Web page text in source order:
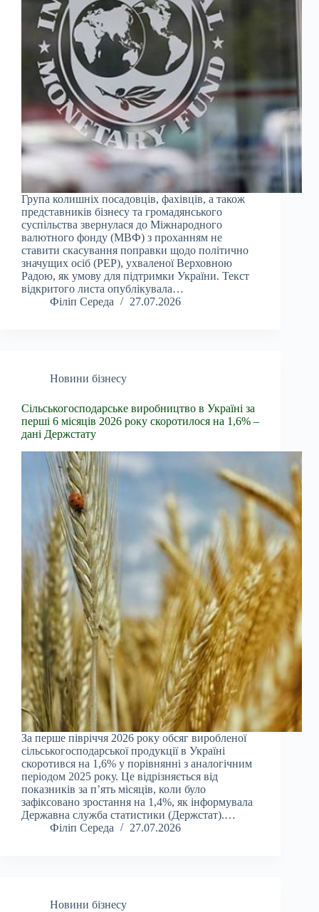
Група колишніх посадовців, фахівців, а також
представників бізнесу та громадянського
суспільства звернулася до Міжнародного
валютного фонду (МВФ) з проханням не
ставити скасування поправки щодо політично
значущих осіб (PEP), ухваленої Верховною
Радою, як умову для підтримки України. Текст
відкритого листа опублікувала…
Філіп Середа
27.07.2026
Новини бізнесу
Сільськогосподарське виробництво в Україні за
перші 6 місяців 2026 року скоротилося на 1,6% –
дані Держстату
За перше півріччя 2026 року обсяг виробленої
сільськогосподарської продукції в Україні
скоротився на 1,6% у порівнянні з аналогічним
періодом 2025 року. Це відрізняється від
показників за п’ять місяців, коли було
зафіксовано зростання на 1,4%, як інформувала
Державна служба статистики (Держстат).…
Філіп Середа
27.07.2026
Новини бізнесу